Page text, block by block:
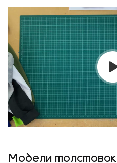
Модели толстовок